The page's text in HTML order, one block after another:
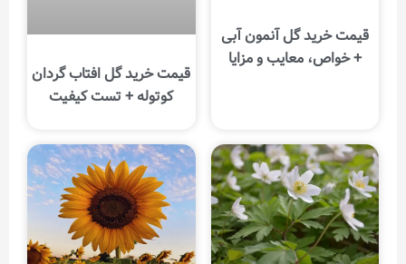
قیمت خرید گل آنمون آبی
+ خواص، معایب و مزایا
قیمت خرید گل افتاب گردان
کوتوله + تست کیفیت